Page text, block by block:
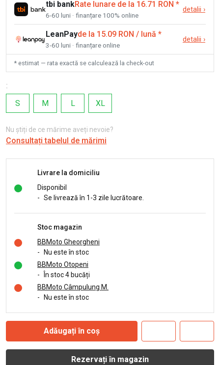
tbi bankRate lunare de la 16.71 RON *
6-60 luni · finanțare 100% online
detalii ›
LeanPayde la 15.09 RON / lună *
3-60 luni · finanțare online
detalii ›
* estimat — rata exactă se calculează la check-out
:
S
M L XL
Nu știți de ce mărime aveți nevoie?
Consultați tabelul de mărimi
Livrare la domiciliu
Disponibil
- Se livrează în 1-3 zile lucrătoare.
Stoc magazin
BBMoto Gheorgheni
-
Nu este în stoc
BBMoto Otopeni
-
În stoc 4 bucăți
BBMoto Câmpulung M.
-
Nu este în stoc
Adăugați în coș
Rezervați în magazin